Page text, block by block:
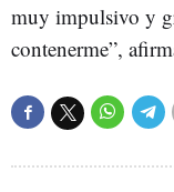
muy impulsivo y
contenerme”,